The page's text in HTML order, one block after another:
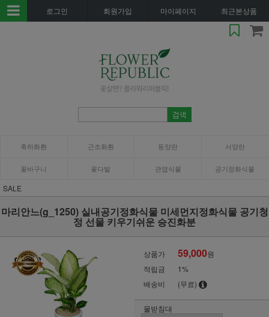
로그인 회원가입 마이페이지 최근본상품
축하화환 근조화환 동양란 서양란
꽃바구니 꽃다발 관엽식물 공기정화식물
SALE
마리안느(g_1250) 실내공기정화식물 미세먼지정화식물 공기청
정 선물 키우기쉬운 승진화분
상품가 59,000원
적립금
1%
배송비
(무료)
물받침대